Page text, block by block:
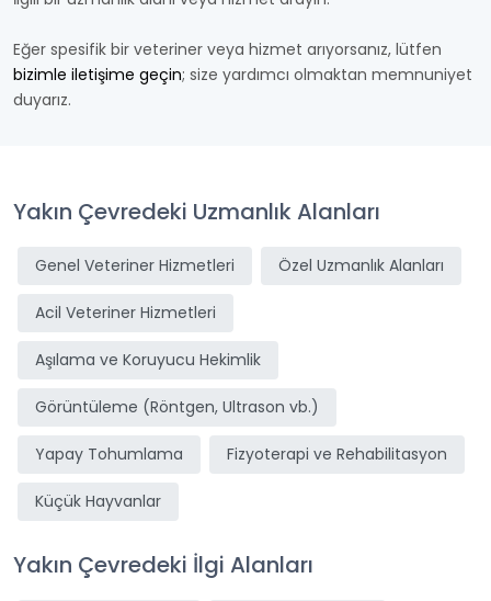
Eğer spesifik bir veteriner veya hizmet arıyorsanız, lütfen
bizimle iletişime geçin; size yardımcı olmaktan memnuniyet
duyarız.
Yakın Çevredeki Uzmanlık Alanları
Genel Veteriner Hizmetleri Özel Uzmanlık Alanları
Acil Veteriner Hizmetleri
Aşılama ve Koruyucu Hekimlik
Görüntüleme (Röntgen, Ultrason vb.)
Yapay Tohumlama Fizyoterapi ve Rehabilitasyon
Küçük Hayvanlar
Yakın Çevredeki İlgi Alanları